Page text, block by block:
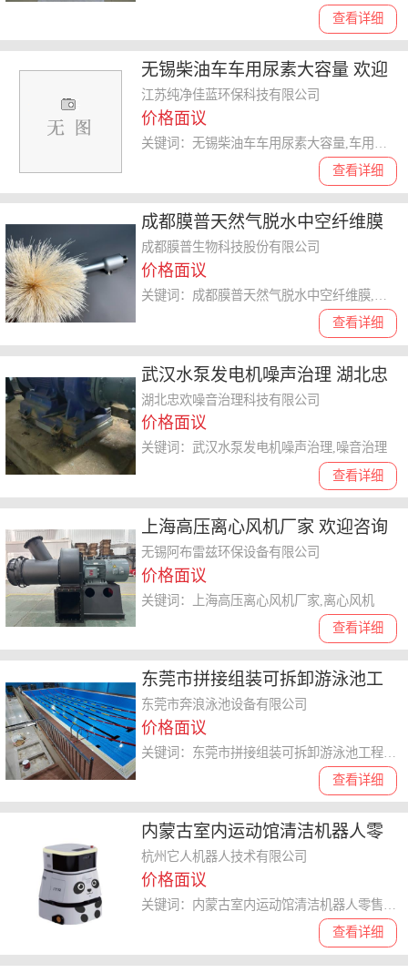
查看详细
无锡柴油车车用尿素大容量 欢迎
咨询 纯净佳蓝环保科技供应
江苏纯净佳蓝环保科技有限公司
价格面议
查看详细
成都膜普天然气脱水中空纤维膜
供应 成都膜普生物科技供应
成都膜普生物科技股份有限公司
价格面议
查看详细
武汉水泵发电机噪声治理 湖北忠
欢噪音治理科技供应
湖北忠欢噪音治理科技有限公司
价格面议
查看详细
关键词：武汉水泵发电机噪声治理,噪音治理
上海高压离心风机厂家 欢迎咨询
无锡阿布雷兹环保设备供应
无锡阿布雷兹环保设备有限公司
价格面议
查看详细
关键词：上海高压离心风机厂家,离心风机
东莞市拼接组装可拆卸游泳池工
程设计公司 创新服务 东莞市奔浪
泳池设备供应
东莞市奔浪泳池设备有限公司
价格面议
查看详细
内蒙古室内运动馆清洁机器人零
售 服务为先 杭州它人机器人技术
供应
杭州它人机器人技术有限公司
价格面议
查看详细